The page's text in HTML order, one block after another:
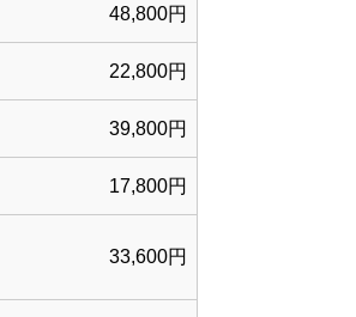
48,800円
22,800円
39,800円
17,800円
33,600円